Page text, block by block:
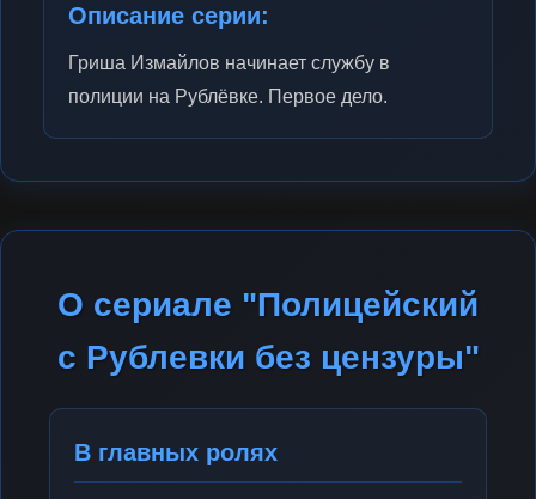
Описание серии:
Гриша Измайлов начинает службу в
полиции на Рублёвке. Первое дело.
О сериале "Полицейский
с Рублевки без цензуры"
В главных ролях